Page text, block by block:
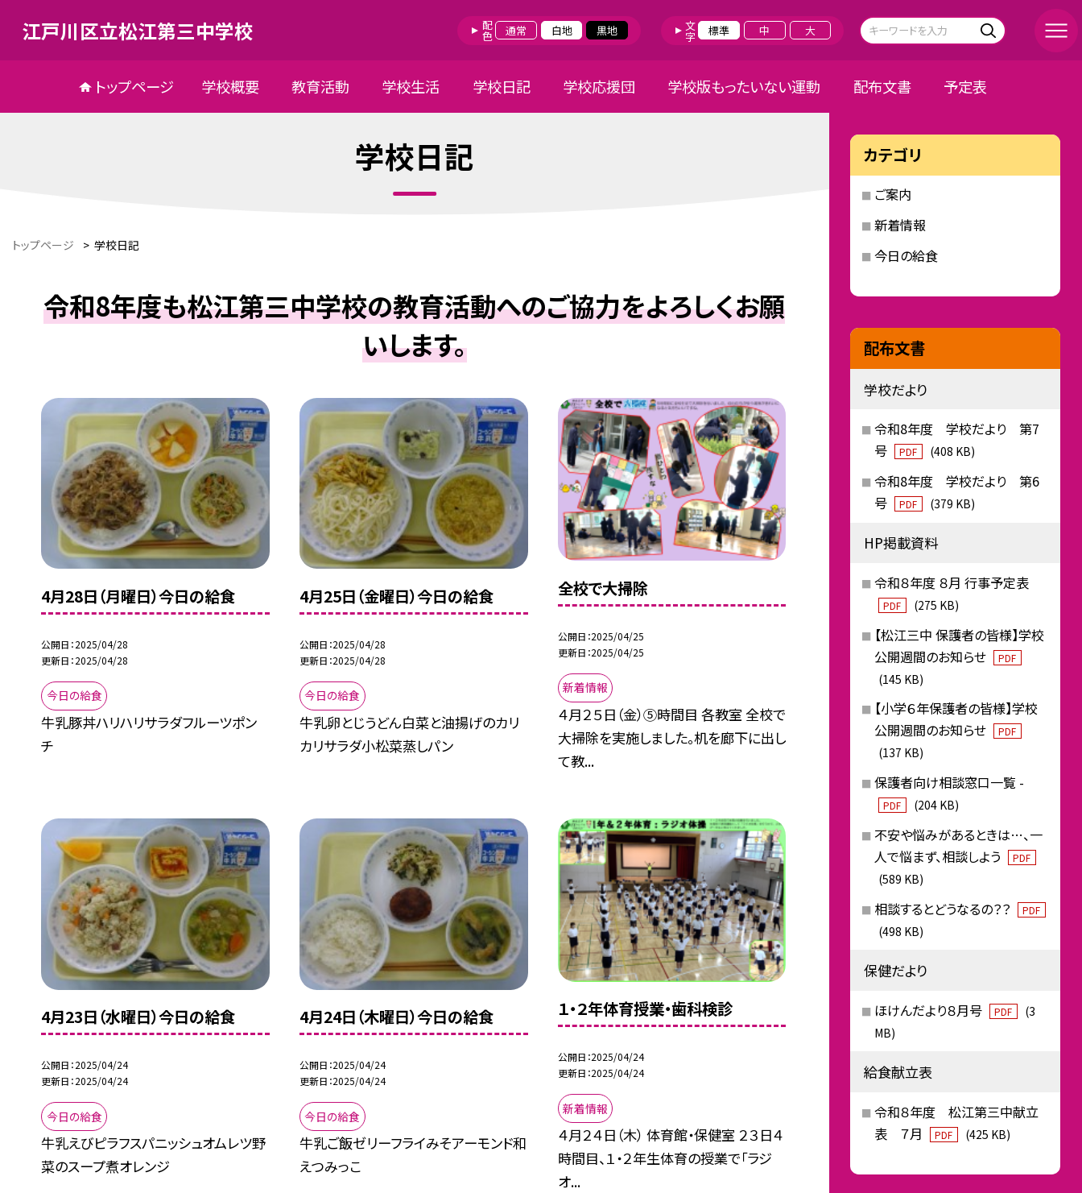
江戸川区立松江第三中学校 配色 通常 白地 黒地 文字 標準 中 大
トップページ 学校概要 教育活動 学校生活 学校日記 学校応援団 学校版もったいない運動 配布文書 予定表
学校日記
トップページ > 学校日記
令和8年度も松江第三中学校の教育活動へのご協力をよろしくお願
いします。
4月28日（月曜日）今日の給食
公開日 2025/04/28
更新日 2025/04/28
今日の給食
牛乳豚丼ハリハリサラダフルーツポン
チ
4月25日（金曜日）今日の給食
公開日 2025/04/28
更新日 2025/04/28
今日の給食
牛乳卵とじうどん白菜と油揚げのカリ
カリサラダ小松菜蒸しパン
全校で大掃除
公開日 2025/04/25
更新日 2025/04/25
新着情報
４月２５日（金）⑤時間目 各教室 全校で
大掃除を実施しました。机を廊下に出し
て教...
4月23日（水曜日）今日の給食
公開日 2025/04/24
更新日 2025/04/24
今日の給食
牛乳えびピラフスパニッシュオムレツ野
菜のスープ煮オレンジ
4月24日（木曜日）今日の給食
公開日 2025/04/24
更新日 2025/04/24
今日の給食
牛乳ご飯ゼリーフライみそアーモンド和
えつみっこ
１・２年体育授業・歯科検診
公開日 2025/04/24
更新日 2025/04/24
新着情報
４月２４日（木） 体育館・保健室 ２３日４
時間目、１・２年生体育の授業で「ラジ
オ...
カテゴリ
ご案内
新着情報
今日の給食
配布文書
学校だより
令和8年度 学校だより 第7
号
PDF (408 KB)
令和8年度 学校だより 第6
号
PDF (379 KB)
HP掲載資料
令和８年度 ８月 行事予定表
PDF (275 KB)
【松江三中 保護者の皆様】学校
公開週間のお知らせ
PDF
(145 KB)
【小学６年保護者の皆様】学校
公開週間のお知らせ
PDF
(137 KB)
保護者向け相談窓口一覧 -
PDF (204 KB)
不安や悩みがあるときは…、一
人で悩まず、相談しよう
PDF
(589 KB)
相談するとどうなるの？？ PDF
(498 KB)
保健だより
ほけんだより８月号 PDF
(3
MB)
給食献立表
令和８年度 松江第三中献立
表 ７月
PDF (425 KB)